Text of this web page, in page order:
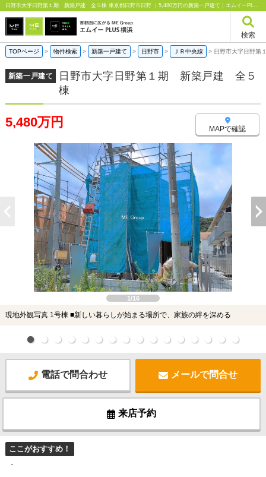
日野市大字日野第１期 新築戸建 全５棟 東京都日野市日野 ｜5,480万円の新築一戸建て｜エムイーPLUS横浜
検索
TOPページ > 物件検索 > 新築一戸建て > 日野市 > ＪＲ中央線 > 日野市大字日野
新築一戸建て
日野市大字日野第１期 新築戸建 全５
棟
5,480万円 MAPで確認
1/16
現地外観写真 1号棟 ■新しい暮らしが始まる場所で、家族の絆を深める
電話で問合わせ メールで問合せ
来店予約
ここがおすすめ！
-